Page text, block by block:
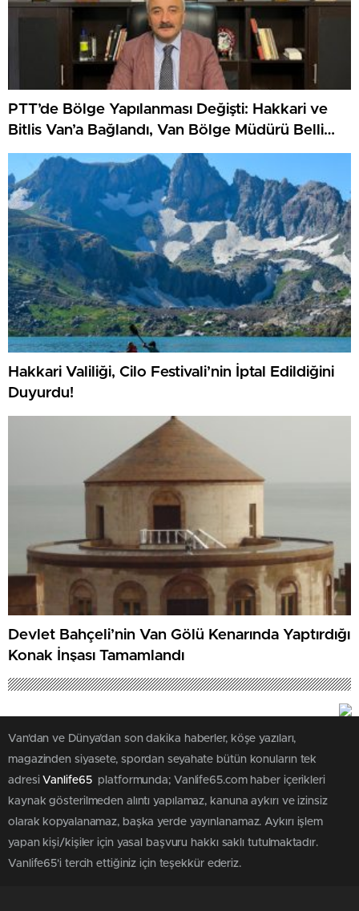
PTT’de Bölge Yapılanması Değişti: Hakkari ve
Bitlis Van’a Bağlandı, Van Bölge Müdürü Belli
Oldu
Hakkari Valiliği, Cilo Festivali’nin İptal Edildiğini
Duyurdu!
Devlet Bahçeli’nin Van Gölü Kenarında Yaptırdığı
Konak İnşası Tamamlandı
Van'dan ve Dünya’dan son dakika haberler, köşe yazıları,
magazinden siyasete, spordan seyahate bütün konuların tek
adresi Vanlife65 platformunda; Vanlife65.com haber içerikleri
kaynak gösterilmeden alıntı yapılamaz, kanuna aykırı ve izinsiz
olarak kopyalanamaz, başka yerde yayınlanamaz. Aykırı işlem
yapan kişi/kişiler için yasal başvuru hakkı saklı tutulmaktadır.
Vanlife65'i tercih ettiğiniz için teşekkür ederiz.